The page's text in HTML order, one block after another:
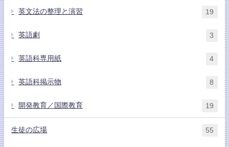
英文法の整理と演習 19
英語劇 3
英語科専用紙 4
英語科掲示物 8
開発教育／国際教育 19
生徒の広場 55